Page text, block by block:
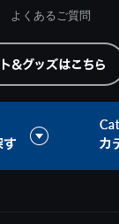
よくあるご質問